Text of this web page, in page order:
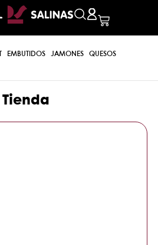
EMBUTIDOS JAMONES QUESOS
Tienda